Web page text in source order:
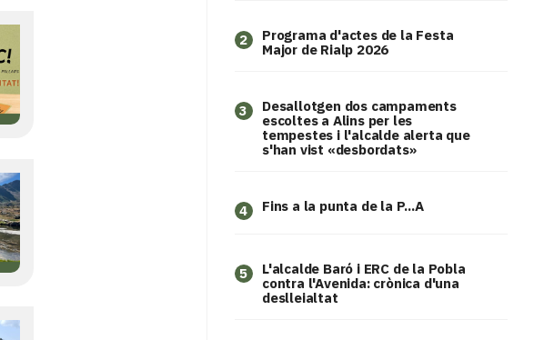
2
Programa d'actes de la Festa
Major de Rialp 2026
3
​Desallotgen dos campaments
escoltes a Alins per les
tempestes i l'alcalde alerta que
s'han vist «desbordats»
4 Fins a la punta de la P...A
5
L'alcalde Baró i ERC de la Pobla
contra l'Avenida: crònica d'una
deslleialtat